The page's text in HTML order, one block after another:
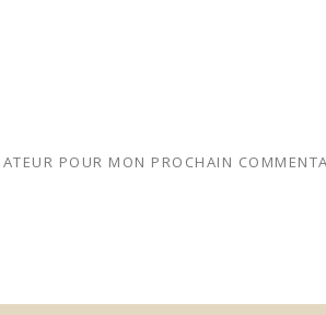
POUR MON PROCHAIN